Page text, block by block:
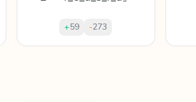
+59 -273